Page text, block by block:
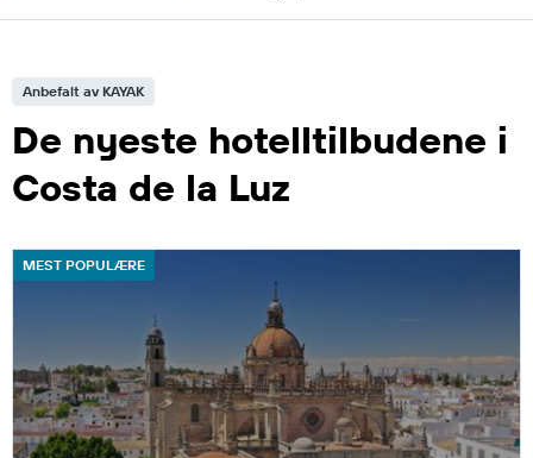
Anbefalt av KAYAK
De nyeste hotelltilbudene i
Costa de la Luz
MEST POPULÆRE